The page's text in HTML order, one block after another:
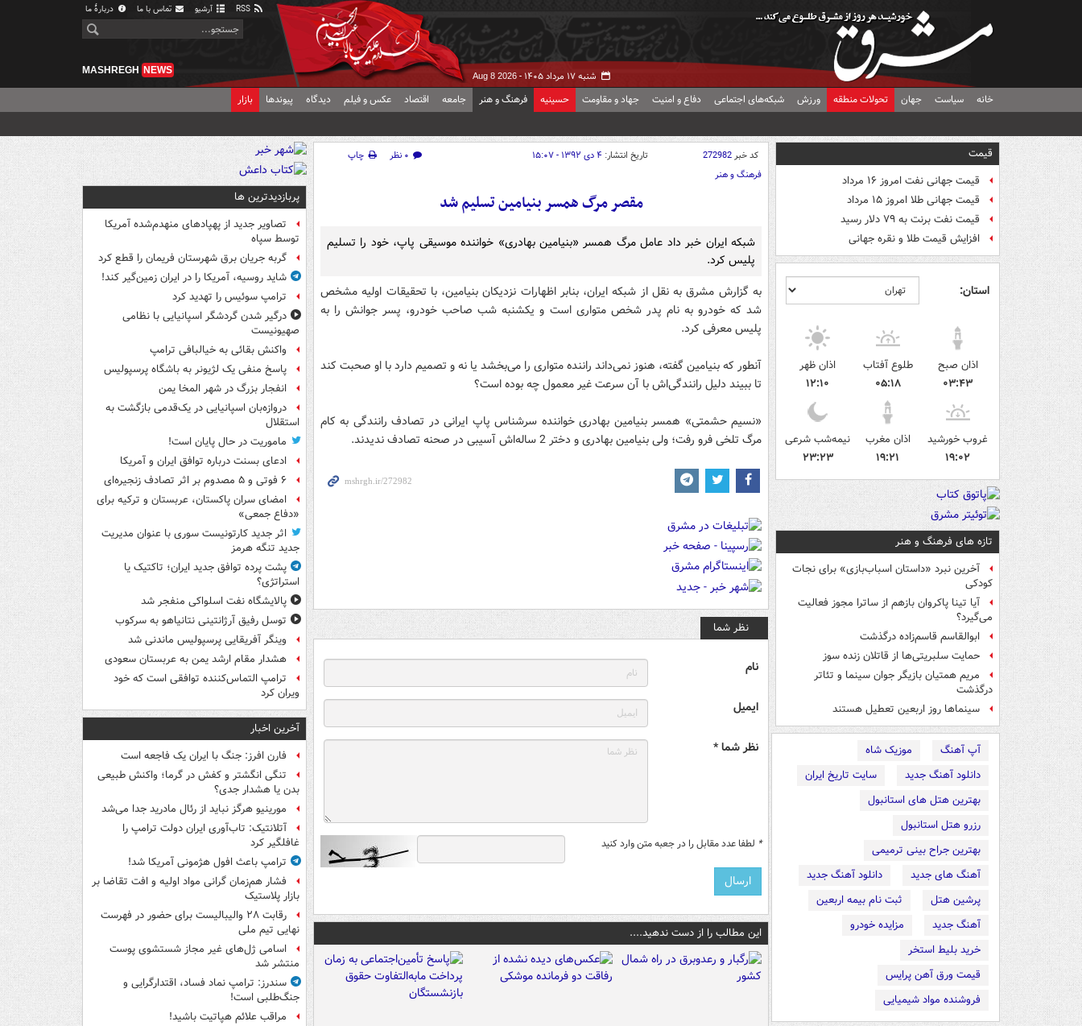
آرشیو تماس با ما دربارهٔ ما
شنبه ۱۷ مرداد ۱۴۰۵ - Aug 8 2026
MASHREGH NEWS
خانه سیاست جهان تحولات منطقه ورزش شبکه‌های اجتماعی دفاع و امنیت جهاد و مقاومت حسینیه فرهنگ و هنر جامعه اقتصاد عکس و فیلم دیدگاه پیوندها بازار
قیمت
قیمت جهانی نفت امروز ۱۶ مرداد
قیمت جهانی طلا امروز ۱۵ مرداد
قیمت نفت برنت به ۷۹ دلار رسید
افزایش قیمت طلا و نقره جهانی
استان:
اذان صبح
۰۳:۴۳
طلوع آفتاب
۰۵:۱۸
اذان ظهر
۱۲:۱۰
غروب خورشید
۱۹:۰۲
اذان مغرب
۱۹:۲۱
نیمه‌شب شرعی
۲۳:۲۳
تازه های فرهنگ و هنر
آخرین نبرد «داستان اسباب‌بازی» برای نجات
کودکی
آیا تینا پاکروان بازهم از ساترا مجوز فعالیت
می‌گیرد؟
ابوالقاسم قاسم‌زاده درگذشت
حمایت سلبریتی‌ها از قاتلان زنده سوز
مریم همتیان بازیگر جوان سینما و تئاتر
درگذشت
سینماها روز اربعین تعطیل هستند
آپ آهنگ
موزیک شاه
دانلود آهنگ جدید
سایت تاریخ ایران
بهترین هتل های استانبول
رزرو هتل استانبول
بهترین جراح بینی ترمیمی
آهنگ های جدید
دانلود آهنگ جدید
پرشین هتل
ثبت نام بیمه اربعین
آهنگ جدید
مزایده خودرو
خرید بلیط استخر
قیمت ورق آهن پرایس
فروشنده مواد شیمیایی
کد خبر272982 تاریخ انتشار: ۴ دی ۱۳۹۲ - ۱۵:۰۷ ۰ نظر
چاپ
فرهنگ و هنر
مقصر مرگ همسر بنیامین تسلیم شد
شبکه ایران خبر داد عامل مرگ همسر «بنیامین بهادری» خواننده موسیقی پاپ، خود را تسلیم
پلیس کرد.
به گزارش مشرق به نقل از شبکه ایران، بنابر اظهارات نزدیکان بنیامین، با تحقیقات اولیه مشخص
شد که خودرو به نام پدر شخص متواری است و یکشنبه شب صاحب خودرو، پسر جوانش را به
پلیس معرفی کرد.
آنطور که بنیامین گفته، هنوز نمی‌داند راننده متواری را می‌بخشد یا نه و تصمیم دارد با او صحبت کند
تا ببیند دلیل رانندگی‌اش با آن سرعت غیر معمول چه بوده است؟
«نسیم حشمتی» همسر بنیامین بهادری خواننده سرشناس پاپ ایرانی در تصادف رانندگی به کام
مرگ تلخی فرو رفت؛ ولی بنیامین بهادری و دختر 2 ساله‌اش آسیبی در صحنه تصادف ندیدند.
نظر شما
نام
ایمیل
نظر شما *
* لطفا عدد مقابل را در جعبه متن وارد کنید
این مطالب را از دست ندهید....
پربازدیدترین ها
تصاویر جدید از پهپادهای منهدم‌شده آمریکا
توسط سپاه
گربه جریان برق شهرستان فریمان را قطع کرد
شاید روسیه، آمریکا را در ایران زمین‌گیر کند!
ترامپ سوئیس را تهدید کرد
درگیر شدن گردشگر اسپانیایی با نظامی
صهیونیست
واکنش بقائی به خیالبافی ترامپ
پاسخ منفی یک لژیونر به باشگاه پرسپولیس
انفجار بزرگ در شهر المخا یمن
دروازه‌بان اسپانیایی در یک‌قدمی بازگشت به
استقلال
ماموریت در حال پایان است!
ادعای بسنت درباره توافق ایران و آمریکا
۶ فوتی و ۵ مصدوم بر اثر تصادف زنجیره‌ای
امضای سران پاکستان، عربستان و ترکیه برای
«دفاع جمعی»
اثر جدید کارتونیست سوری با عنوان مدیریت
جدید تنگه هرمز
پشت پرده توافق جدید ایران؛ تاکتیک یا
استراتژی؟
پالایشگاه نفت اسلواکی منفجر شد
توسل رفیق آرژانتینی نتانیاهو به سرکوب
وینگر آفریقایی پرسپولیس ماندنی شد
هشدار مقام ارشد یمن به عربستان سعودی
ترامپ التماس‌کننده توافقی است که خود
ویران کرد
آخرین اخبار
فارن افرز: جنگ با ایران یک فاجعه است
تنگی انگشتر و کفش در گرما؛ واکنش طبیعی
بدن یا هشدار جدی؟
مورینیو هرگز نباید از رئال مادرید جدا می‌شد
آتلانتیک: تاب‌آوری ایران دولت ترامپ را
غافلگیر کرد
ترامپ باعث افول هژمونی آمریکا شد!
فشار هم‌زمان گرانی مواد اولیه و افت تقاضا بر
بازار پلاستیک
رقابت ۲۸ والیبالیست برای حضور در فهرست
نهایی تیم ملی
اسامی ژل‌های غیر مجاز شستشوی پوست
منتشر شد
سندرز: ترامپ نماد فساد، اقتدارگرایی و
جنگ‌طلبی است!
مراقب علائم هپاتیت باشید!